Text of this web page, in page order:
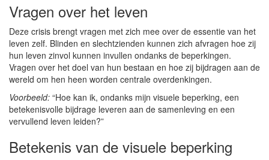
Vragen over het leven
Deze crisis brengt vragen met zich mee over de essentie van het
leven zelf. Blinden en slechtzienden kunnen zich afvragen hoe zij
hun leven zinvol kunnen invullen ondanks de beperkingen.
Vragen over het doel van hun bestaan en hoe zij bijdragen aan de
wereld om hen heen worden centrale overdenkingen.
Voorbeeld: “Hoe kan ik, ondanks mijn visuele beperking, een
betekenisvolle bijdrage leveren aan de samenleving en een
vervullend leven leiden?”
Betekenis van de visuele beperking